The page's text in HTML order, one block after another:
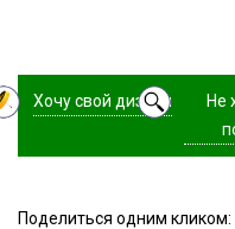
Хочу свой дизайн
Не
Поделиться одним кликом: